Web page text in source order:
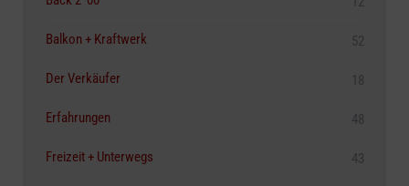
Balkon + Kraftwerk 52
Der Verkäufer 18
Erfahrungen 48
Freizeit + Unterwegs 43